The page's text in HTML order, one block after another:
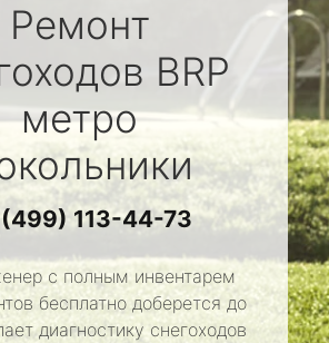
Ремонт
BRP
метро
(499) 113-44-73
с полным инвентарем
бесплатно доберется до
диагностику снегоходов